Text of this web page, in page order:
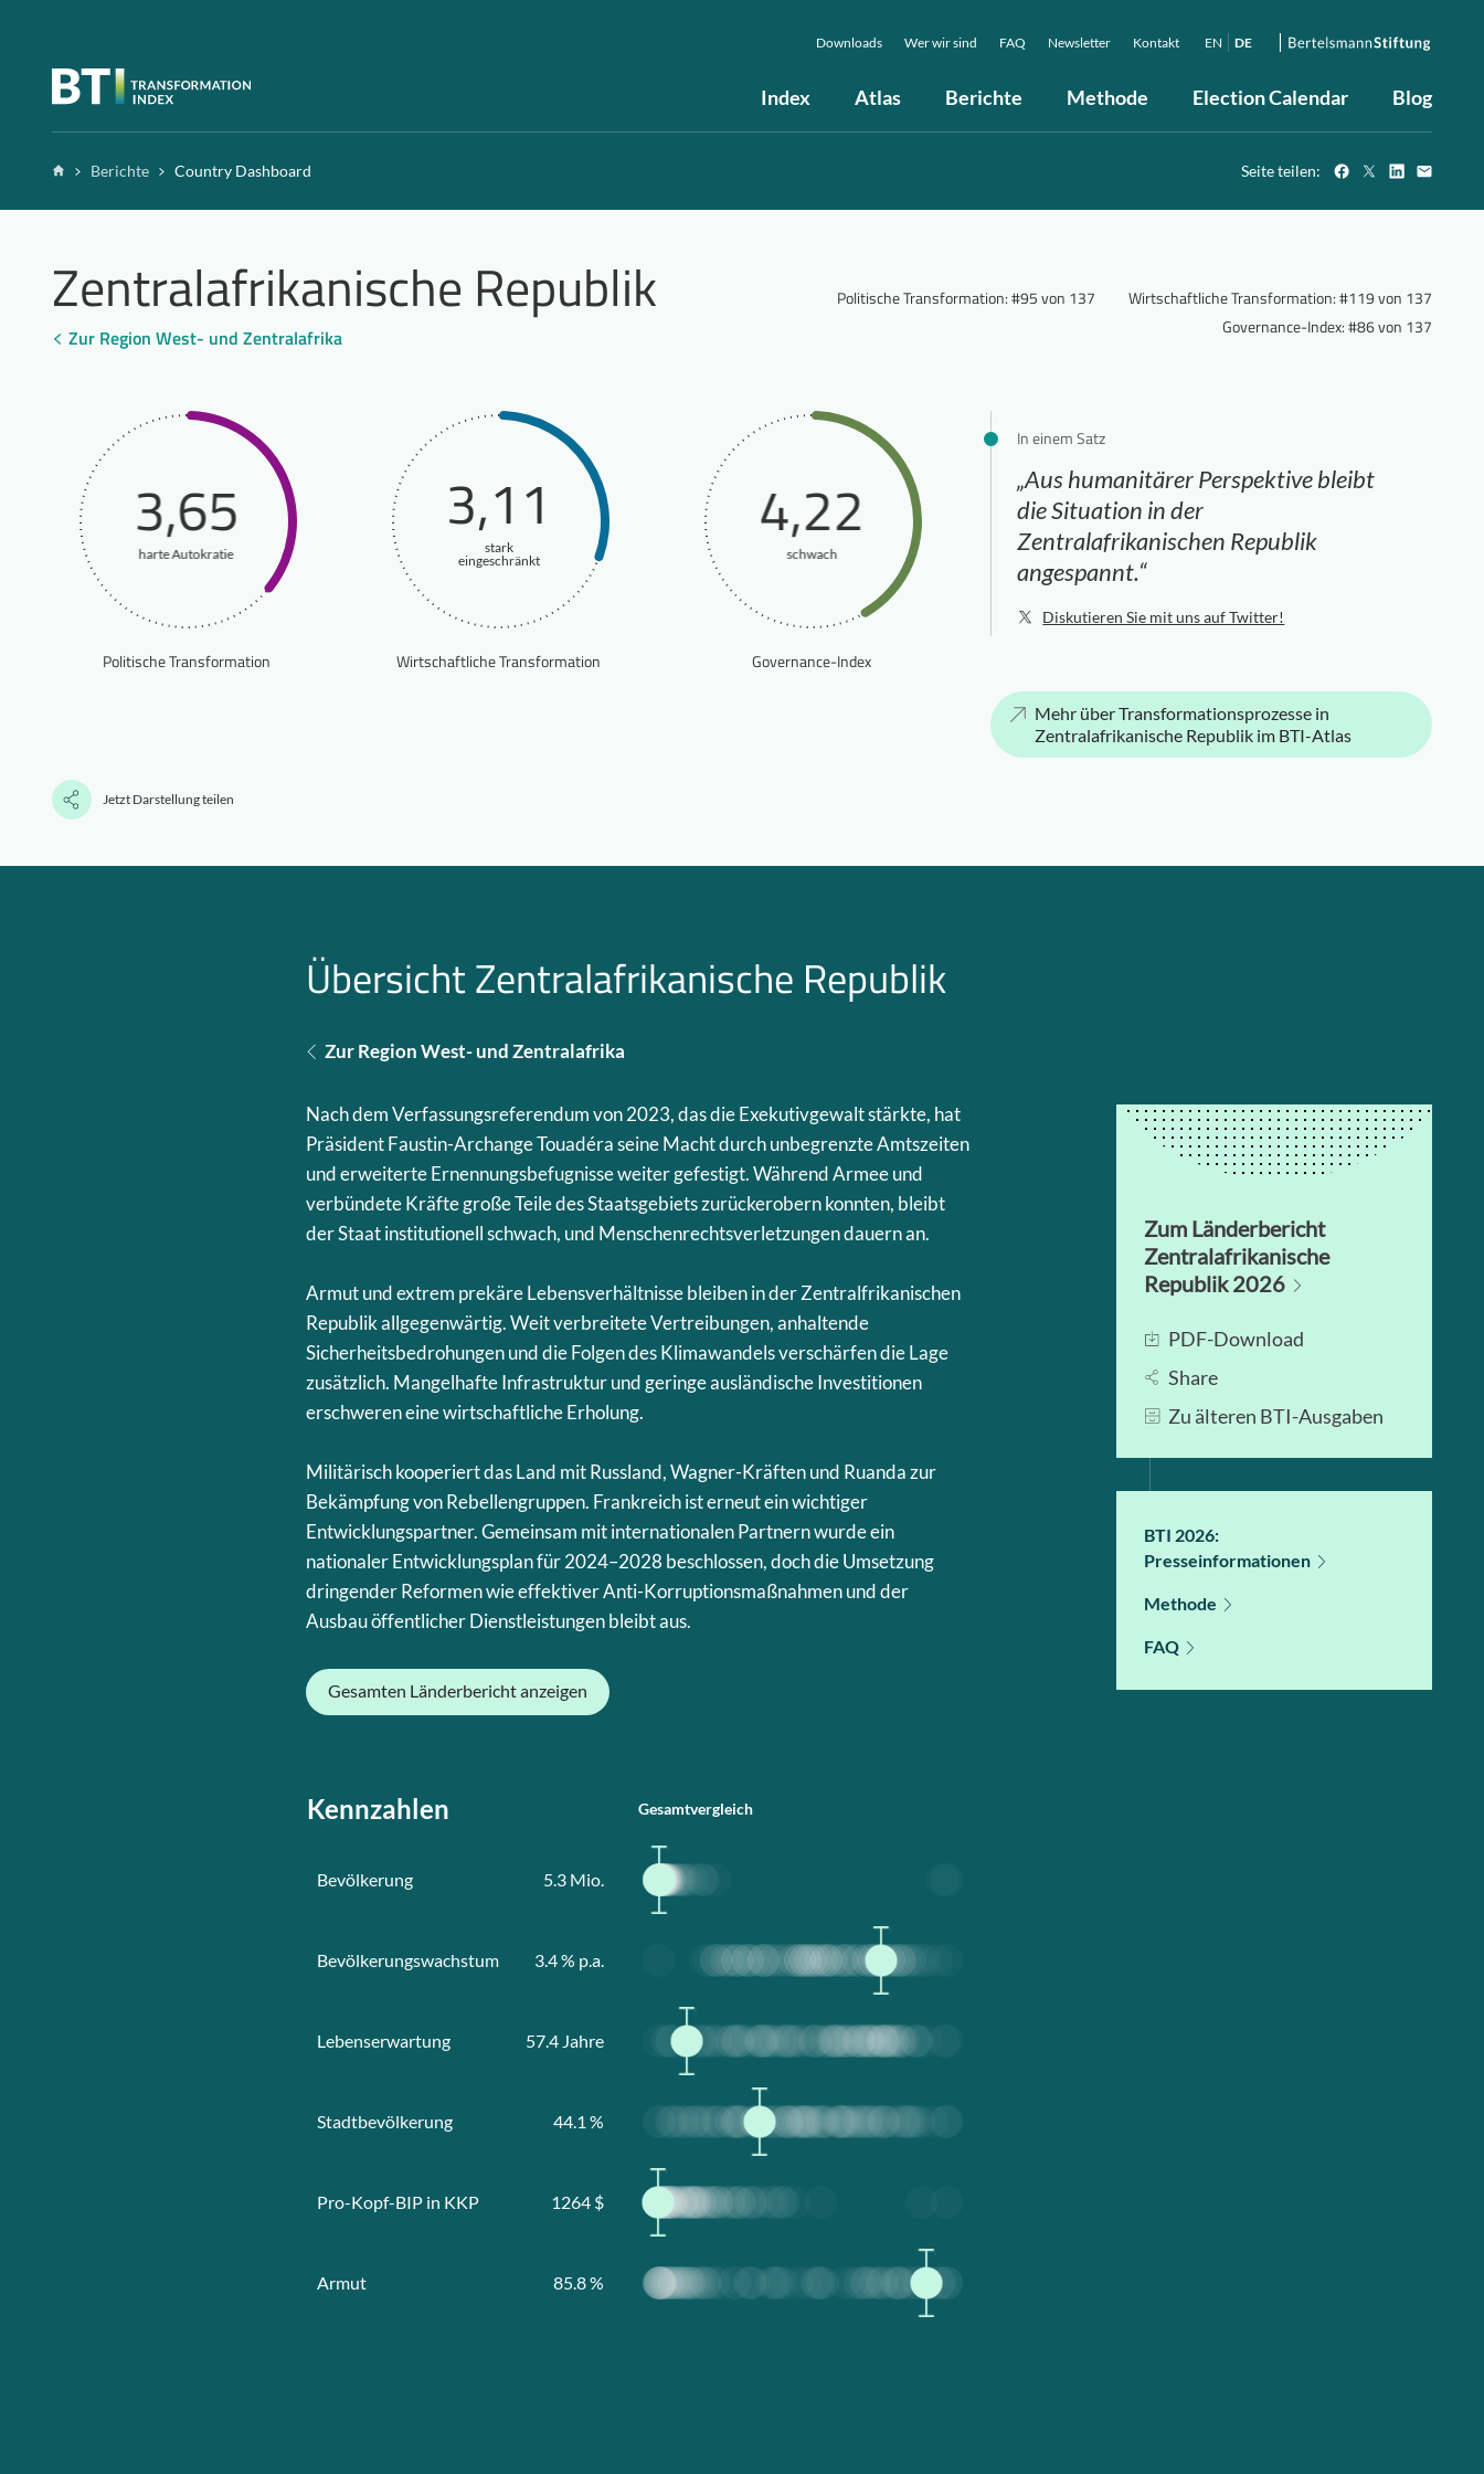
Index Atlas Berichte Methode Election Calendar Blog
Downloads Wer wir sind FAQ Newsletter Kontakt EN DE
HomeBerichte Country Dashboard Seite teilen:
Zentralafrikanische Republik
Zur Region West- und Zentralafrika
Politische Transformation:#95 von 137 Wirtschaftliche Transformation:#119 von 137
Governance-Index:#86 von 137
3,65
harte Autokratie
Politische Transformation
3,11
stark
eingeschränkt
Wirtschaftliche Transformation
4,22
schwach
Governance-Index
In einem Satz
„Aus humanitärer Perspektive bleibt
die Situation in der
Zentralafrikanischen Republik
angespannt.“
Diskutieren Sie mit uns auf Twitter!
Mehr über Transformationsprozesse in
Zentralafrikanische Republik im BTI-Atlas
Jetzt Darstellung teilen
Übersicht Zentralafrikanische Republik
Zur Region West- und Zentralafrika
Nach dem Verfassungsreferendum von 2023, das die Exekutivgewalt stärkte, hat
Präsident Faustin-Archange Touadéra seine Macht durch unbegrenzte Amtszeiten
und erweiterte Ernennungsbefugnisse weiter gefestigt. Während Armee und
verbündete Kräfte große Teile des Staatsgebiets zurückerobern konnten, bleibt
der Staat institutionell schwach, und Menschenrechtsverletzungen dauern an.
Armut und extrem prekäre Lebensverhältnisse bleiben in der Zentralfrikanischen
Republik allgegenwärtig. Weit verbreitete Vertreibungen, anhaltende
Sicherheitsbedrohungen und die Folgen des Klimawandels verschärfen die Lage
zusätzlich. Mangelhafte Infrastruktur und geringe ausländische Investitionen
erschweren eine wirtschaftliche Erholung.
Militärisch kooperiert das Land mit Russland, Wagner-Kräften und Ruanda zur
Bekämpfung von Rebellengruppen. Frankreich ist erneut ein wichtiger
Entwicklungspartner. Gemeinsam mit internationalen Partnern wurde ein
nationaler Entwicklungsplan für 2024–2028 beschlossen, doch die Umsetzung
dringender Reformen wie effektiver Anti-Korruptionsmaßnahmen und der
Ausbau öffentlicher Dienstleistungen bleibt aus.
Gesamten Länderbericht anzeigen
Kennzahlen Gesamtvergleich
Bevölkerung 5.3 Mio.
Bevölkerungswachstum 3.4% p.a.
Lebenserwartung 57.4 Jahre
Stadtbevölkerung 44.1 %
Pro-Kopf-BIP in KKP 1264 $
Armut 85.8%
Zum Länderbericht
Zentralafrikanische
Republik 2026
PDF-Download
Share
Zu älteren BTI-Ausgaben
BTI 2026:
Presseinformationen
Methode
FAQ